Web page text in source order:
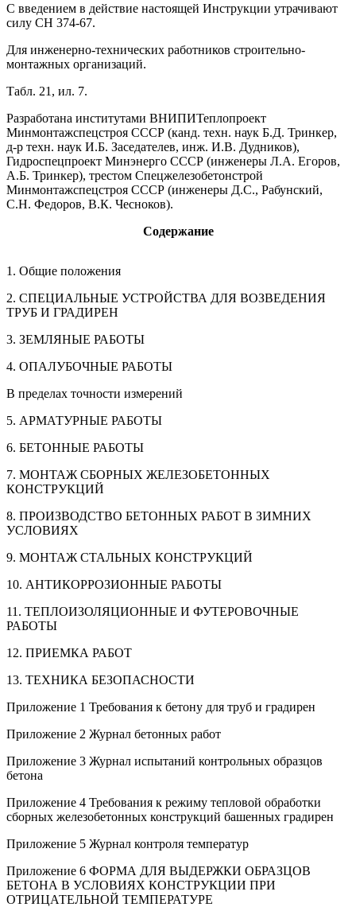
С введением в действие настоящей Инструкции утрачивают
силу СН 374-67.
Для инженерно-технических работников строительно-
монтажных организаций.
Табл. 21, ил. 7.
Разработана институтами ВНИПИТеплопроект
Минмонтажспецстроя СССР (канд. техн. наук Б.Д. Тринкер,
д-р техн. наук И.Б. Заседателев, инж. И.В. Дудников),
Гидроспецпроект Минэнерго СССР (инженеры Л.А. Егоров,
А.Б. Тринкер), трестом Спецжелезобетонстрой
Минмонтажспецстроя СССР (инженеры Д.С., Рабунский,
С.Н. Федоров, В.К. Чесноков).
Содержание
1. Общие положения
2. СПЕЦИАЛЬНЫЕ УСТРОЙСТВА ДЛЯ ВОЗВЕДЕНИЯ
ТРУБ И ГРАДИРЕН
3. ЗЕМЛЯНЫЕ РАБОТЫ
4. ОПАЛУБОЧНЫЕ РАБОТЫ
В пределах точности измерений
5. АРМАТУРНЫЕ РАБОТЫ
6. БЕТОННЫЕ РАБОТЫ
7. МОНТАЖ СБОРНЫХ ЖЕЛЕЗОБЕТОННЫХ
КОНСТРУКЦИЙ
8. ПРОИЗВОДСТВО БЕТОННЫХ РАБОТ В ЗИМНИХ
УСЛОВИЯХ
9. МОНТАЖ СТАЛЬНЫХ КОНСТРУКЦИЙ
10. АНТИКОРРОЗИОННЫЕ РАБОТЫ
11. ТЕПЛОИЗОЛЯЦИОННЫЕ И ФУТЕРОВОЧНЫЕ
РАБОТЫ
12. ПРИЕМКА РАБОТ
13. ТЕХНИКА БЕЗОПАСНОСТИ
Приложение 1 Требования к бетону для труб и градирен
Приложение 2 Журнал бетонных работ
Приложение 3 Журнал испытаний контрольных образцов
бетона
Приложение 4 Требования к режиму тепловой обработки
сборных железобетонных конструкций башенных градирен
Приложение 5 Журнал контроля температур
Приложение 6 ФОРМА ДЛЯ ВЫДЕРЖКИ ОБРАЗЦОВ
БЕТОНА В УСЛОВИЯХ КОНСТРУКЦИИ ПРИ
ОТРИЦАТЕЛЬНОЙ ТЕМПЕРАТУРЕ